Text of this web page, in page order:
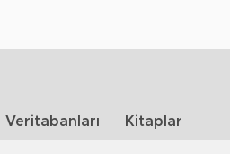
Veritabanları Kitaplar